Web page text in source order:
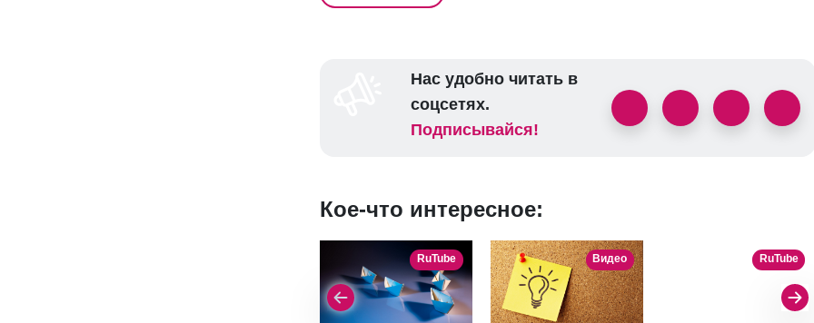
Нас удобно читать в
соцсетях.
Подписывайся!
Кое-что интересное:
RuTube Видео RuTube